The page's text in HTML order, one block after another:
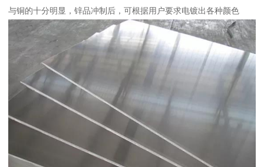
与铜的十分明显，锌品冲制后，可根据用户要求电镀出各种颜色